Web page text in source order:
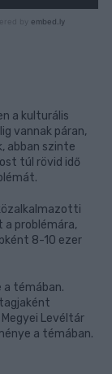
a kulturális
vannak páran,
abban szinte
túl rövid idő
a problémára,
8-10 ezer
a témában.
Levéltár
a témában.